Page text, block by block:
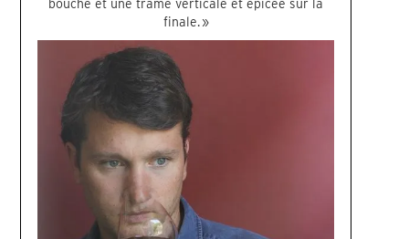
bouche et une trame verticale et épicée sur la
finale. »